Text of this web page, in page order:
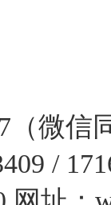
（微信
/